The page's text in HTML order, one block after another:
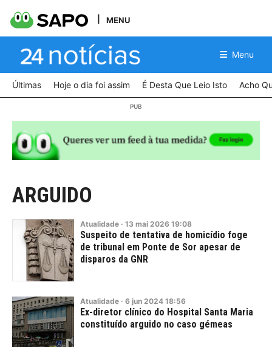
MENU
Menu
Últimas Hoje o dia foi assim É Desta Que Leio Isto Acho
ARGUIDO
Atualidade · 13 mai 2026 19:08
Suspeito de tentativa de homicídio foge
de tribunal em Ponte de Sor apesar de
disparos da GNR
Atualidade · 6 jun 2024 18:56
Ex-diretor clínico do Hospital Santa Maria
constituído arguido no caso gémeas